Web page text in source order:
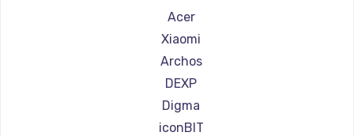
Ремонт самокатов Shorner
Ремонт самокатов Joyor
Ремонт самокатов Minimotors
Ремонт самокатов Bork
Ремонт самокатов Segway
Ремонт самокатов KIRIN
Acer
Xiaomi
Archos
DEXP
Digma
iconBIT